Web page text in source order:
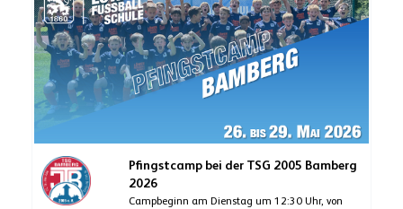
Pfingstcamp bei der TSG 2005 Bamberg
2026
Campbeginn am Dienstag um 12:30 Uhr, von